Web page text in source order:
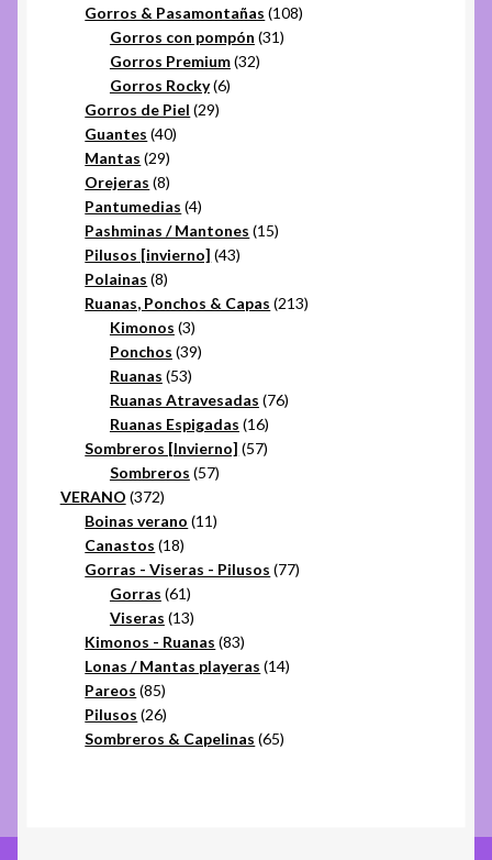
productos
Gorros & Pasamontañas 108108
Gorros con pompón 3131
Gorros Premium 3232
Gorros Rocky 66
Gorros de Piel 2929
Guantes 4040
Mantas 2929
productos
Orejeras 88
productos
Pantumedias 44
productos
Pashminas / Mantones 1515
Pilusos [invierno] 4343
Polainas 88
productos
Ruanas, Ponchos & Capas 213213
Kimonos 33
productos
Ponchos 3939
Ruanas 5353
productos
Ruanas Atravesadas 7676
Ruanas Espigadas 1616
productos
Sombreros [Invierno] 5757
Sombreros 5757
VERANO 372372
productos
Boinas verano 1111
Canastos 1818
productos
Gorras - Viseras - Pilusos 7777
Gorras 6161
productos
Viseras 1313
productos
Kimonos - Ruanas 8383
productos
Lonas / Mantas playeras 1414
Pareos 8585
productos
Pilusos 2626
productos
Sombreros & Capelinas 6565